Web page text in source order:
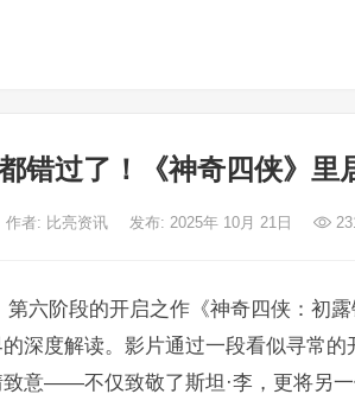
错过了！《神奇四侠》里
作者: 比亮资讯 发布: 2025年 10月 21日
第六阶段的开启之作《神奇四侠：初
深度解读。影片通过一段看似寻常
意——不仅致敬了斯坦·李，更将另